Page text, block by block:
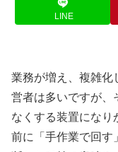
LINE
業務が増え、複雑化
営者は多いですが、
なくする装置になり
前に「手作業で回す